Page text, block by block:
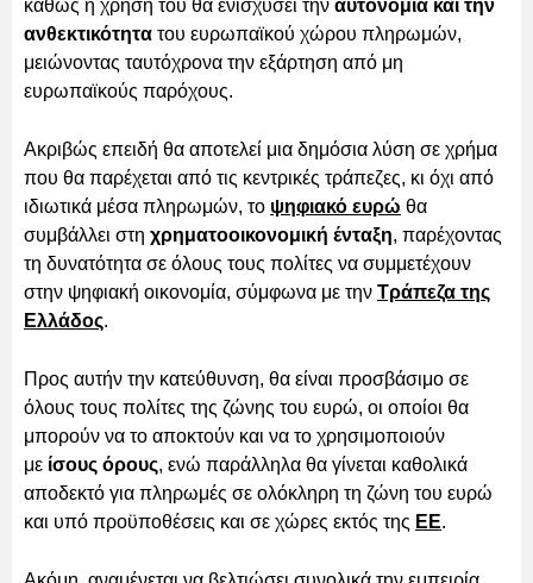
καθώς η χρήση του θα ενισχύσει την αυτονομία και την
ανθεκτικότητα του ευρωπαϊκού χώρου πληρωμών,
μειώνοντας ταυτόχρονα την εξάρτηση από μη
ευρωπαϊκούς παρόχους.
Ακριβώς επειδή θα αποτελεί μια δημόσια λύση σε χρήμα
που θα παρέχεται από τις κεντρικές τράπεζες, κι όχι από
ιδιωτικά μέσα πληρωμών, το ψηφιακό ευρώ θα
συμβάλλει στη χρηματοοικονομική ένταξη, παρέχοντας
τη δυνατότητα σε όλους τους πολίτες να συμμετέχουν
στην ψηφιακή οικονομία, σύμφωνα με την Τράπεζα της
Ελλάδος.
Προς αυτήν την κατεύθυνση, θα είναι προσβάσιμο σε
όλους τους πολίτες της ζώνης του ευρώ, οι οποίοι θα
μπορούν να το αποκτούν και να το χρησιμοποιούν
με ίσους όρους, ενώ παράλληλα θα γίνεται καθολικά
αποδεκτό για πληρωμές σε ολόκληρη τη ζώνη του ευρώ
και υπό προϋποθέσεις και σε χώρες εκτός της ΕΕ.